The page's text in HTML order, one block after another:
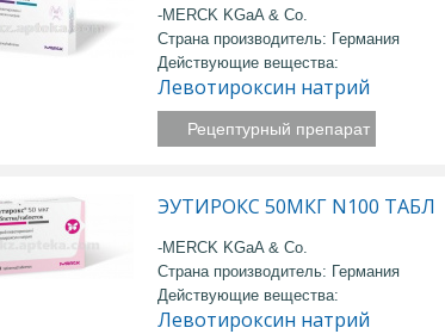
-MERCK KGaA & Co.
Страна производитель: Германия
Действующие вещества:
Левотироксин натрий
Рецептурный препарат
ЭУТИРОКС 50МКГ N100 ТАБЛ
-MERCK KGaA & Co.
Страна производитель: Германия
Действующие вещества:
Левотироксин натрий